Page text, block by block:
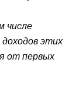
числе
этих
от первых